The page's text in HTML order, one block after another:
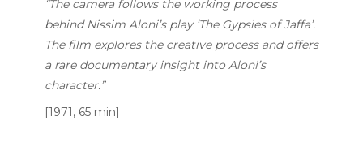
“The camera follows the working process
behind Nissim Aloni’s play ‘The Gypsies of Jaffa’.
The film explores the creative process and offers
a rare documentary insight into Aloni’s
character.”
[1971, 65 min]